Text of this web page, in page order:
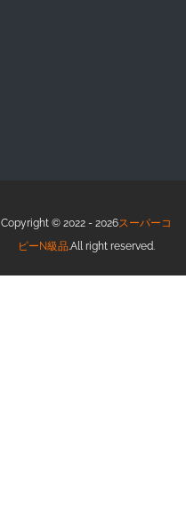
Copyright © 2022 - 2026スーパーコ
ピーN級品.All right reserved.